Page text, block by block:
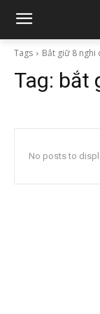
Tags Bắt giữ 8 nghi
Tag: bắt
No posts to